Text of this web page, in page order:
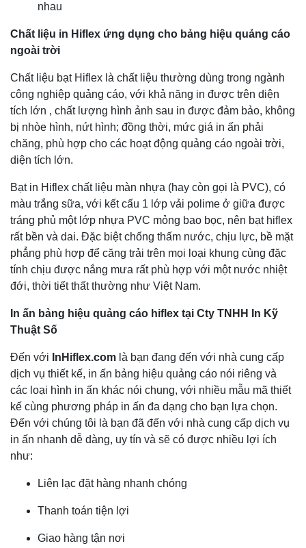
nhau
Chất liệu in Hiflex ứng dụng cho bảng hiệu quảng cáo
ngoài trời
Chất liệu bạt Hiflex là chất liệu thường dùng trong ngành
công nghiệp quảng cáo, với khả năng in được trên diện
tích lớn , chất lượng hình ảnh sau in được đảm bảo, không
bị nhòe hình, nứt hình; đồng thời, mức giá in ấn phải
chăng, phù hợp cho các hoạt động quảng cáo ngoài trời,
diện tích lớn.
Bạt in Hiflex chất liệu màn nhựa (hay còn gọi là PVC), có
màu trắng sữa, với kết cấu 1 lớp vải polime ở giữa được
tráng phủ một lớp nhựa PVC mỏng bao bọc, nên bạt hiflex
rất bền và dai. Đặc biệt chống thấm nước, chịu lực, bề mặt
phẳng phù hợp để căng trải trên mọi loại khung cùng đặc
tính chịu được nắng mưa rất phù hợp với một nước nhiệt
đới, thời tiết thất thường như Việt Nam.
In ấn bảng hiệu quảng cáo hiflex tại Cty TNHH In Kỹ
Thuật Số
Đến với InHiflex.com là bạn đang đến với nhà cung cấp
dịch vụ thiết kế, in ấn bảng hiệu quảng cáo nói riêng và
các loại hình in ấn khác nói chung, với nhiều mẫu mã thiết
kế cùng phương pháp in ấn đa dạng cho bạn lựa chọn.
Đến với chúng tôi là bạn đã đến với nhà cung cấp dịch vụ
in ấn nhanh dễ dàng, uy tín và sẽ có được nhiều lợi ích
như:
Liên lạc đặt hàng nhanh chóng
Thanh toán tiện lợi
Giao hàng tận nơi